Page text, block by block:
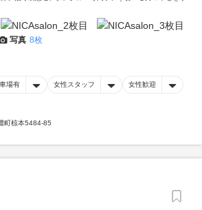
写真 8枚
場有 女性スタッフ 女性歓迎
町椋本5484-85